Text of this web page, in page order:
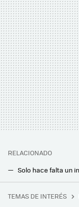
RELACIONADO
TEMAS DE INTERÉS